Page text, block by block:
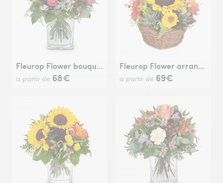
Fleurop Flower bouquet 'Little Princess'
a partir de 68€
Fleurop Flower arrangement 'Sunny Kiss'
a partir de 69€